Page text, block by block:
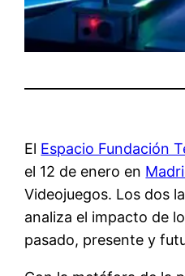
El Espacio Fundación
el 12 de enero en
Videojuegos. Los dos
analiza el impacto de
pasado, presente y